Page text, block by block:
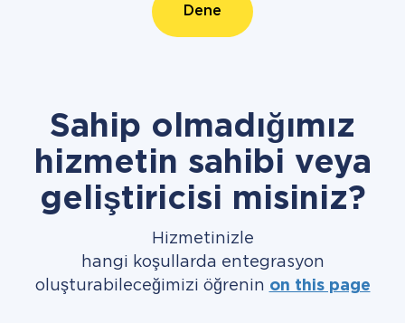
Dene
Sahip olmadığımız
hizmetin sahibi veya
geliştiricisi misiniz?
Hizmetinizle
hangi koşullarda entegrasyon
oluşturabileceğimizi öğrenin on this page